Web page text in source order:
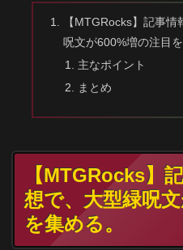
【MTGRocks】記事
呪文が600%増の注目を
主なポイント
まとめ
【MTGRocks】
想で、大型緑呪
を集める。